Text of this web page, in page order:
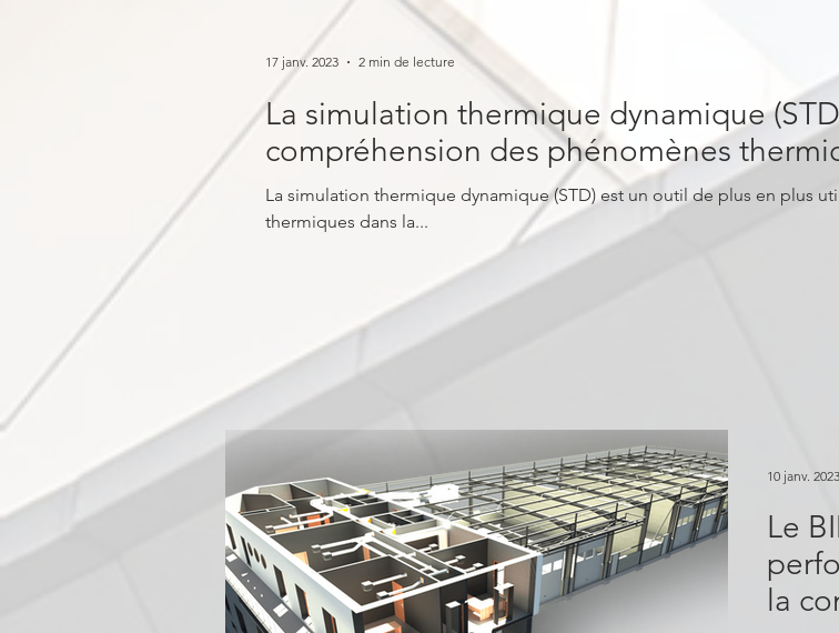
La simulation thermique dynamique
compréhension des phénomènes
La simulation thermique dynamique (STD) est un outil de plus en plus utilisé pour comprendre les phénomènes
thermiques dans la...
17 janv. 2023 2 min de lecture
Le
la
10 janv. 2023